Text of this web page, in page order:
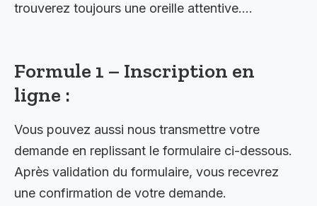
trouverez toujours une oreille attentive….
Formule 1 – Inscription en
ligne :
Vous pouvez aussi nous transmettre votre
demande en replissant le formulaire ci-dessous.
Après validation du formulaire, vous recevrez
une confirmation de votre demande.